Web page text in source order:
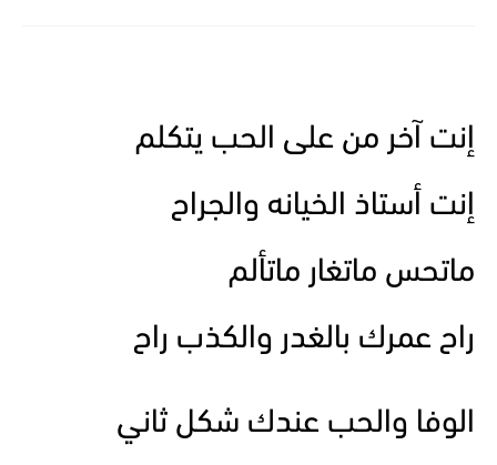
إنت آخر من على الحب يتكلم
إنت أستاذ الخيانه والجراح
ماتحس ماتغار ماتألم
راح عمرك بالغدر والكذب راح
الوفا والحب عندك شكل ثاني